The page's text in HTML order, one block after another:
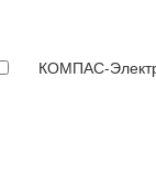
КОМПАС-